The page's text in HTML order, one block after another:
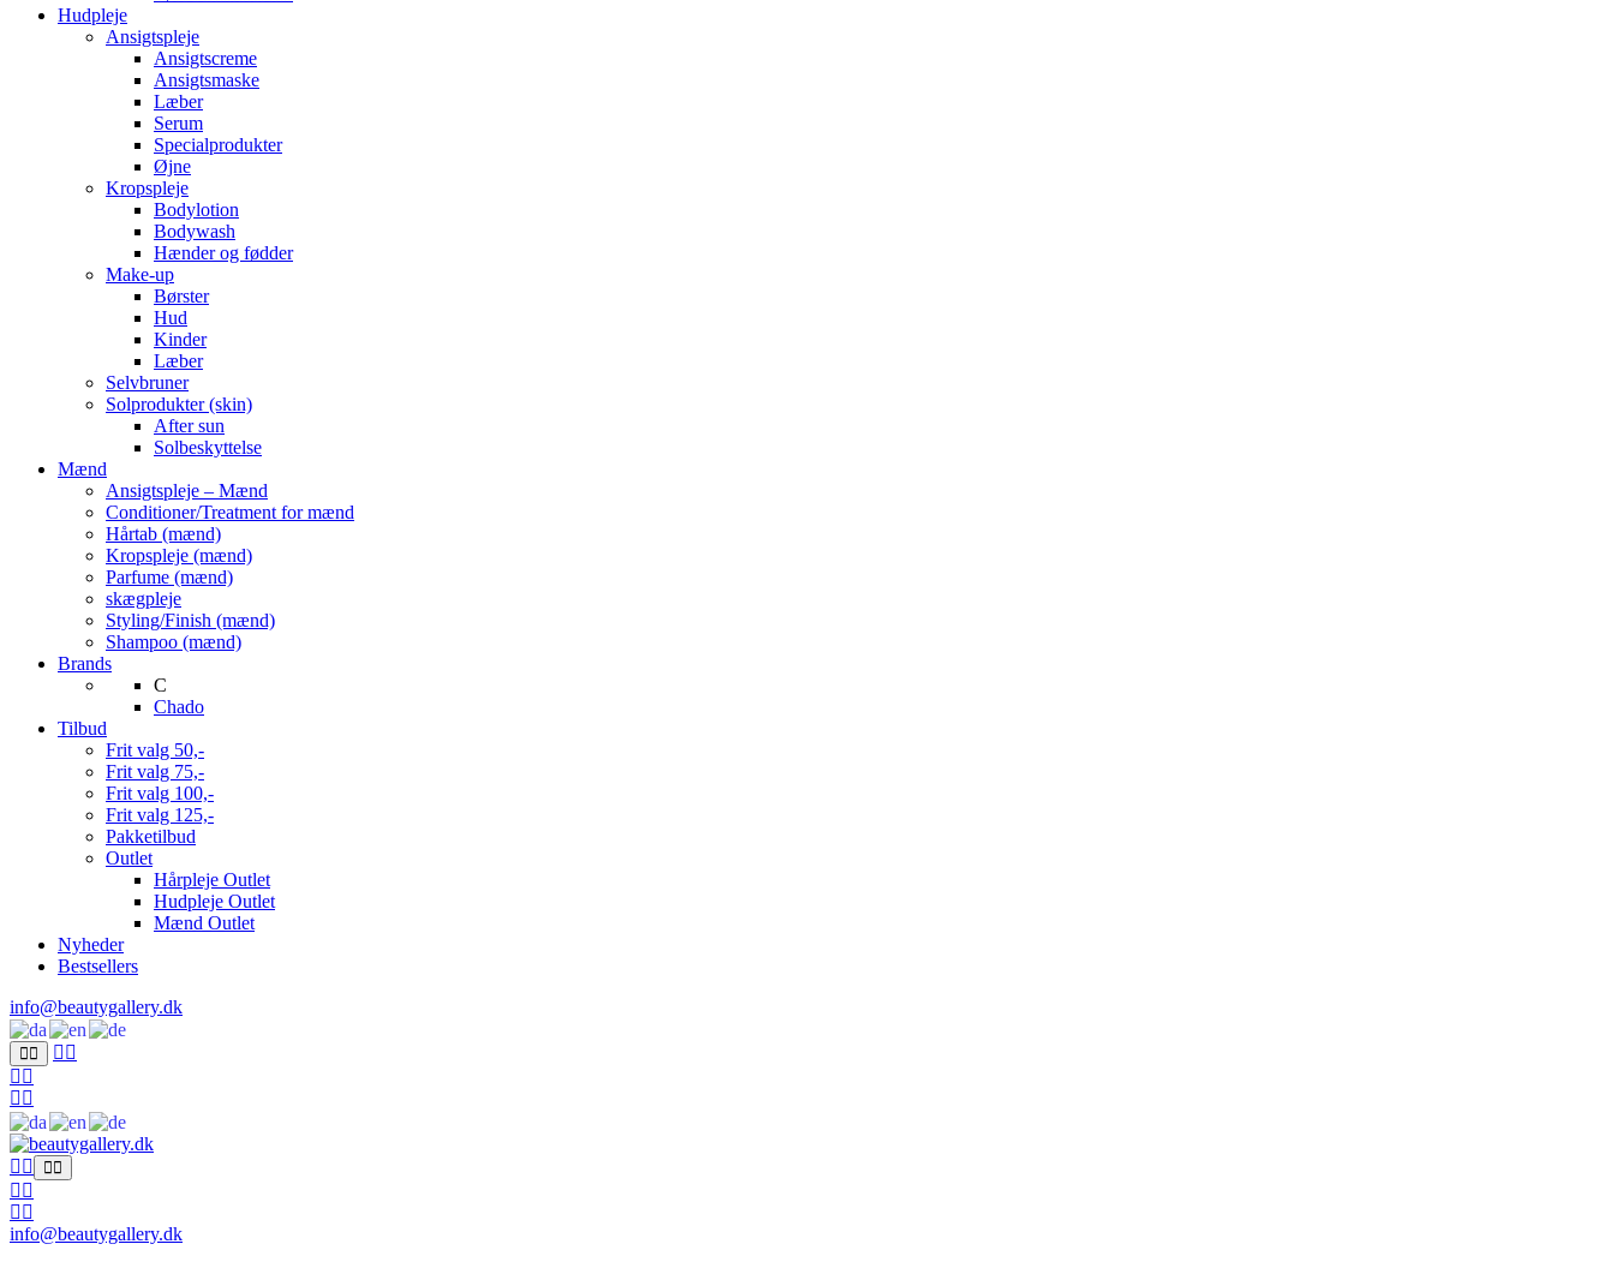
Hudpleje
Ansigtspleje
Ansigtscreme
Ansigtsmaske
Læber
Serum
Specialprodukter
Øjne
Kropspleje
Bodylotion
Bodywash
Hænder og fødder
Make-up
Børster
Hud
Kinder
Læber
Selvbruner
Solprodukter (skin)
After sun
Solbeskyttelse
Mænd
Ansigtspleje – Mænd
Conditioner/Treatment for mænd
Hårtab (mænd)
Kropspleje (mænd)
Parfume (mænd)
skægpleje
Styling/Finish (mænd)
Shampoo (mænd)
Brands
C
Chado
Tilbud
Frit valg 50,-
Frit valg 75,-
Frit valg 100,-
Frit valg 125,-
Pakketilbud
Outlet
Hårpleje Outlet
Hudpleje Outlet
Mænd Outlet
Nyheder
Bestsellers
info@beautygallery.dk
info@beautygallery.dk